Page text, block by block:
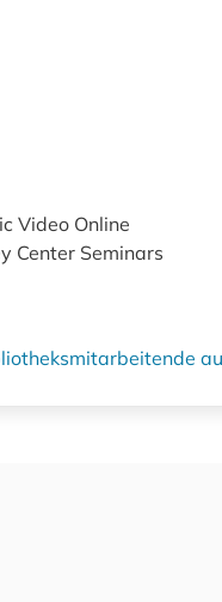
Video Online
Center Seminars